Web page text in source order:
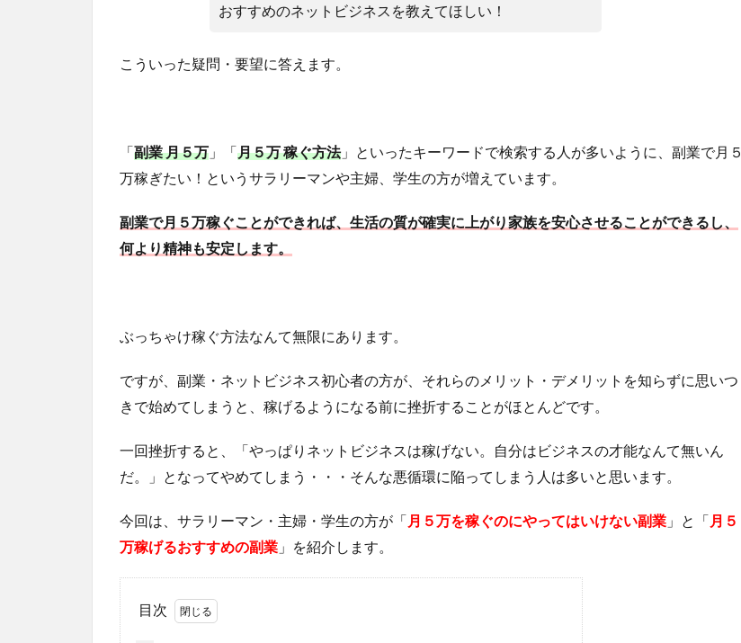
おすすめのネットビジネスを教えてほしい！
こういった疑問・要望に答えます。
「副業 月５万 」「月５万 稼ぐ方法」といったキーワードで検索する人が多いように、副業で月５
万稼ぎたい！というサラリーマンや主婦、学生の方が増えています。
副業で月５万稼ぐことができれば、生活の質が確実に上がり家族を安心させることができるし、
何より精神も安定します。
ぶっちゃけ稼ぐ方法なんて無限にあります。
ですが、副業・ネットビジネス初心者の方が、それらのメリット・デメリットを知らずに思いつ
きで始めてしまうと、稼げるようになる前に挫折することがほとんどです。
一回挫折すると、「やっぱりネットビジネスは稼げない。自分はビジネスの才能なんて無いん
だ。」となってやめてしまう・・・そんな悪循環に陥ってしまう人は多いと思います。
今回は、サラリーマン・主婦・学生の方が「 月５万を稼ぐのにやってはいけない副業 」と「 月５
万稼げるおすすめの副業 」を紹介します。
目次